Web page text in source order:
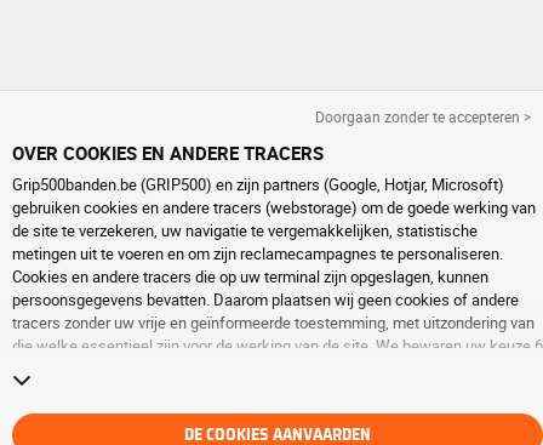
Doorgaan zonder te accepteren >
OVER COOKIES EN ANDERE TRACERS
Grip500banden.be (GRIP500) en zijn partners (Google, Hotjar, Microsoft)
gebruiken cookies en andere tracers (webstorage) om de goede werking van
de site te verzekeren, uw navigatie te vergemakkelijken, statistische
metingen uit te voeren en om zijn reclamecampagnes te personaliseren.
Cookies en andere tracers die op uw terminal zijn opgeslagen, kunnen
persoonsgegevens bevatten. Daarom plaatsen wij geen cookies of andere
tracers zonder uw vrije en geïnformeerde toestemming, met uitzondering van
die welke essentieel zijn voor de werking van de site. We bewaren uw keuze 6
pagina over
verder te surfen zonder het deponeren van cookies of andere tracers te
aanvaarden. Weigering verhindert de toegang tot diensten niet GRIP500. Voor
DE COOKIES AANVAARDEN